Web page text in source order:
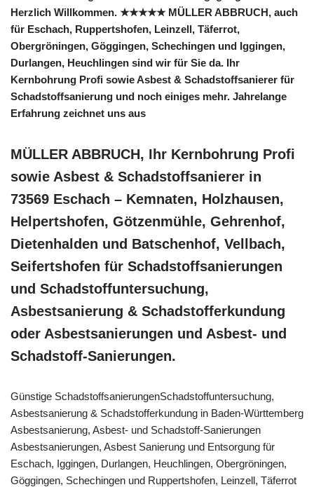
Herzlich Willkommen. ★★★★★ MÜLLER ABBRUCH, auch
für Eschach, Ruppertshofen, Leinzell, Täferrot,
Obergröningen, Göggingen, Schechingen und Iggingen,
Durlangen, Heuchlingen sind wir für Sie da. Ihr
Kernbohrung Profi sowie Asbest & Schadstoffsanierer für
Schadstoffsanierung und noch einiges mehr. Jahrelange
Erfahrung zeichnet uns aus
MÜLLER ABBRUCH, Ihr Kernbohrung Profi
sowie Asbest & Schadstoffsanierer in
73569 Eschach – Kemnaten, Holzhausen,
Helpertshofen, Götzenmühle, Gehrenhof,
Dietenhalden und Batschenhof, Vellbach,
Seifertshofen für Schadstoffsanierungen
und Schadstoffuntersuchung,
Asbestsanierung & Schadstofferkundung
oder Asbestsanierungen und Asbest- und
Schadstoff-Sanierungen.
Günstige SchadstoffsanierungenSchadstoffuntersuchung,
Asbestsanierung & Schadstofferkundung in Baden-Württemberg
Asbestsanierung, Asbest- und Schadstoff-Sanierungen
Asbestsanierungen, Asbest Sanierung und Entsorgung für
Eschach, Iggingen, Durlangen, Heuchlingen, Obergröningen,
Göggingen, Schechingen und Ruppertshofen, Leinzell, Täferrot